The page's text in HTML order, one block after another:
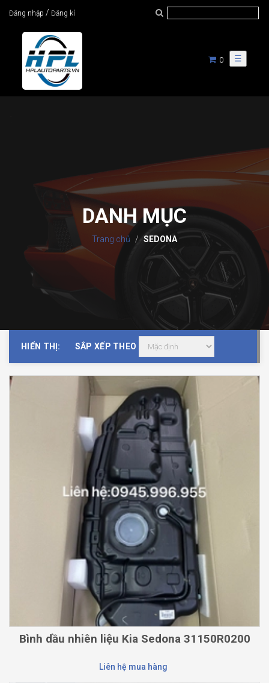
Đăng nhập / Đăng kí
☰
0
DANH MỤC
Trang chủ SEDONA
HIỂN THỊ: SẮP XẾP THEO
Bình dầu nhiên liệu Kia Sedona 31150R0200
Liên hệ mua hàng